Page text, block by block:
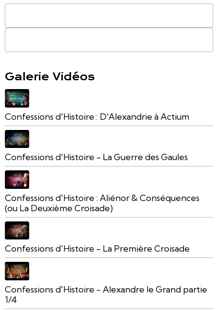
Galerie Vidéos
Confessions d'Histoire : D'Alexandrie à Actium
Confessions d'Histoire - La Guerre des Gaules
Confessions d'Histoire : Aliénor & Conséquences
(ou La Deuxième Croisade)
Confessions d'Histoire - La Première Croisade
Confessions d'Histoire - Alexandre le Grand partie
1/4